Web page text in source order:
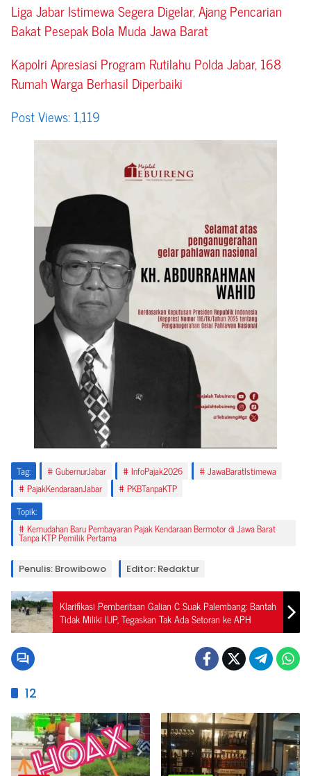
Liga Jabar Istimewa Segera Digelar, Ajang Pencarian
Bakat Pesepak Bola Muda Jawa Barat
Kapolri Apresiasi Program Rutilahu Polda Jabar, 168
Rumah Warga Berhasil Diperbaiki
Post Views:1,119
Tag: GubernurJabar InfoPajak2026
JawaBaratIstimewa
PajakKendaraanJabar
PKBTanpaKTP
Topik:
Kemudahan Baru Pembayaran Pajak Kendaraan Bermotor di Jawa Barat
Tanpa KTP Pemilik Pertama
Penulis: Browibowo Editor: Redaktur
Klarifikasi Pemberitaan Galian C Suak Palembang: Bantah
Tidak Miliki IUP, Tegaskan Tak Ada Setoran ke APH
12